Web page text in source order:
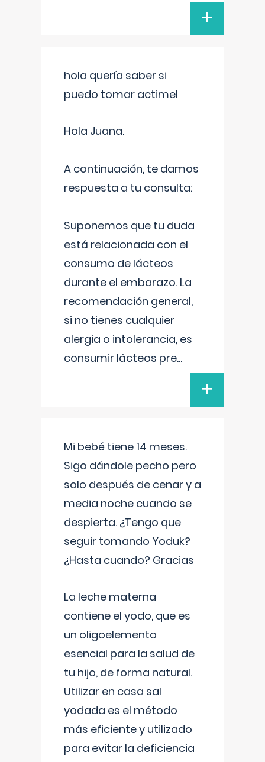
+
hola quería saber si
puedo tomar actimel
Hola Juana.
A continuación, te damos
respuesta a tu consulta:
Suponemos que tu duda
está relacionada con el
consumo de lácteos
durante el embarazo. La
recomendación general,
si no tienes cualquier
alergia o intolerancia, es
consumir lácteos pre...
+
Mi bebé tiene 14 meses.
Sigo dándole pecho pero
solo después de cenar y a
media noche cuando se
despierta. ¿Tengo que
seguir tomando Yoduk?
¿Hasta cuando? Gracias
La leche materna
contiene el yodo, que es
un oligoelemento
esencial para la salud de
tu hijo, de forma natural.
Utilizar en casa sal
yodada es el método
más eficiente y utilizado
para evitar la deficiencia